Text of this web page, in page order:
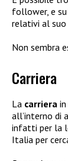
follower, e su
relativi al suo
Non sembra
Carriera
La carriera
all’interno di
infatti per la
Italia per